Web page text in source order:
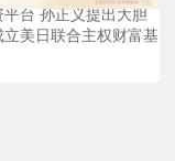
台 孙正义提出大胆
美日联合主权财富基